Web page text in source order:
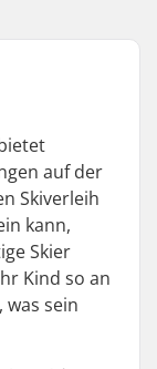
auf der
Skiverleih
kann,
Skier
Kind so an
sein